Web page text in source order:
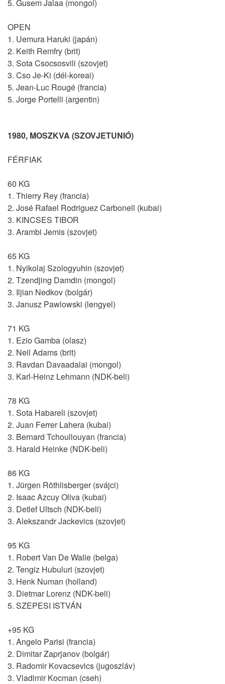
5. Gusem Jalaa (mongol)
OPEN
1. Uemura Haruki (japán)
2. Keith Remfry (brit)
3. Sota Csocsosvili (szovjet)
3. Cso Je-Ki (dél-koreai)
5. Jean-Luc Rougé (francia)
5. Jorge Portelli (argentin)
1980, MOSZKVA (SZOVJETUNIÓ)
FÉRFIAK
60 KG
1. Thierry Rey (francia)
2. José Rafael Rodriguez Carbonell (kubai)
3. KINCSES TIBOR
3. Arambi Jemis (szovjet)
65 KG
1. Nyikolaj Szologyuhin (szovjet)
2. Tzendjing Damdin (mongol)
3. Iljian Nedkov (bolgár)
3. Janusz Pawlowski (lengyel)
71 KG
1. Ezio Gamba (olasz)
2. Neil Adams (brit)
3. Ravdan Davaadalai (mongol)
3. Karl-Heinz Lehmann (NDK-beli)
78 KG
1. Sota Habareli (szovjet)
2. Juan Ferrer Lahera (kubai)
3. Bernard Tchoullouyan (francia)
3. Harald Heinke (NDK-beli)
86 KG
1. Jürgen Röthlisberger (svájci)
2. Isaac Azcuy Oliva (kubai)
3. Detlef Ultsch (NDK-beli)
3. Alekszandr Jackevics (szovjet)
95 KG
1. Robert Van De Walle (belga)
2. Tengiz Hubuluri (szovjet)
3. Henk Numan (holland)
3. Dietmar Lorenz (NDK-beli)
5. SZEPESI ISTVÁN
+95 KG
1. Angelo Parisi (francia)
2. Dimitar Zaprjanov (bolgár)
3. Radomir Kovacsevics (jugoszláv)
3. Vladimir Kocman (cseh)